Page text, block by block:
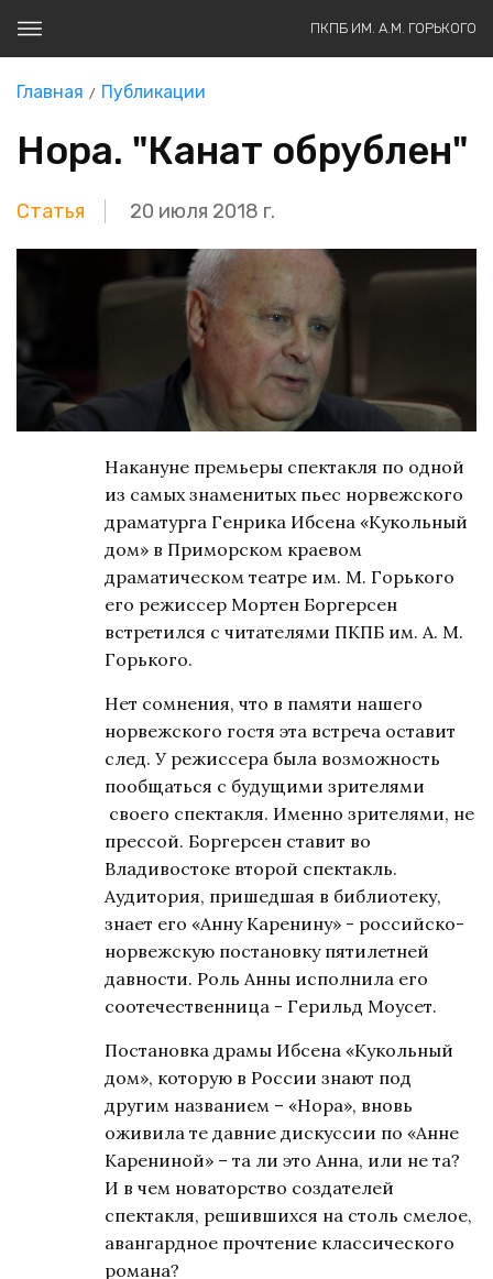
ПКПБ ИМ. А.М. ГОРЬКОГО
Главная Публикации
Нора. "Канат обрублен"
Статья 20 июля 2018 г.
Накануне премьеры спектакля по одной
из самых знаменитых пьес норвежского
драматурга Генрика Ибсена «Кукольный
дом» в Приморском краевом
драматическом театре им. М. Горького
его режиссер Мортен Боргерсен
встретился с читателями ПКПБ им. А. М.
Горького.
Нет сомнения, что в памяти нашего
норвежского гостя эта встреча оставит
след. У режиссера была возможность
пообщаться с будущими зрителями
своего спектакля. Именно зрителями, не
прессой. Боргерсен ставит во
Владивостоке второй спектакль.
Аудитория, пришедшая в библиотеку,
знает его «Анну Каренину» - российско-
норвежскую постановку пятилетней
давности. Роль Анны исполнила его
соотечественница - Герильд Моусет.
Постановка драмы Ибсена «Кукольный
дом», которую в России знают под
другим названием – «Нора», вновь
оживила те давние дискуссии по «Анне
Карениной» – та ли это Анна, или не та?
И в чем новаторство создателей
спектакля, решившихся на столь смелое,
авангардное прочтение классического
романа?